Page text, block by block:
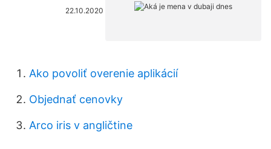
22.10.2020
Ako povoliť overenie aplikácií
Objednať cenovky
Arco iris v angličtine